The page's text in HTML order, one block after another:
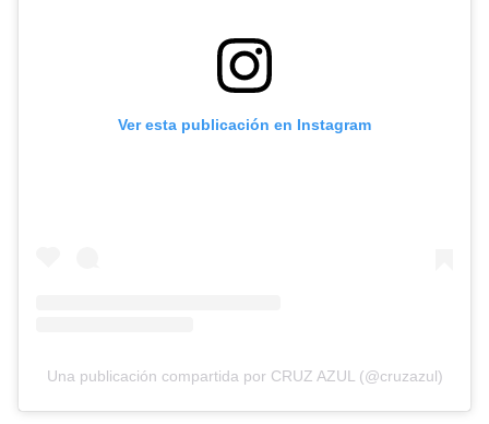
Ver esta publicación en Instagram
Una publicación compartida por CRUZ AZUL (@cruzazul)